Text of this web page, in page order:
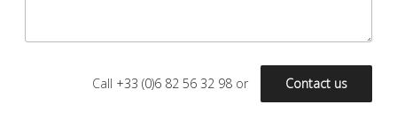
Call +33 (0)6 82 56 32 98 or Contact us